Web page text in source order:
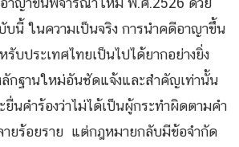
บนี้ ในความเป็นจริง การนำคดีอาญาขึ้น
บประเทศไทยเป็นไปได้ยากอย่างยิ่ง
กฐานใหม่อันชัดแจ้งและสำคัญเท่านั้น
ยื่นคำร้องว่าไม่ได้เป็นผู้กระทำผิดตามคำ
ยร้อยราย แต่กฎหมายกลับมีข้อจำกัด